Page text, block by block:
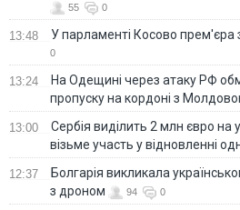
55 0
13:48 У парламенті Косово
0
13:24
На Одещині через атаку РФ
пропуску на кордоні з
13:00
Сербія виділить 2 млн євро на
візьме участь у відновленні
12:37
Болгарія викликала
з дроном
94 0